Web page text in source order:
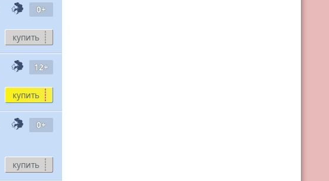
0+
купить
12+
купить
0+
купить